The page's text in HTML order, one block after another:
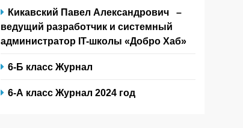
Кикавский Павел Александрович –
ведущий разработчик и системный
администратор IT-школы «Добро Хаб»
6-Б класс Журнал
6-А класс Журнал 2024 год